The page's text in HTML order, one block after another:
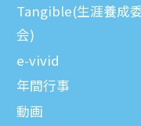
Tangible(生涯養成
会)
e-vivid
年間⾏事
動画